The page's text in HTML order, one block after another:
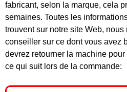
fabricant, selon la marque, cela
semaines. Toutes les
trouvent sur notre site Web,
conseiller sur ce dont vous avez
devrez retourner la machine
ce qui suit lors de la commande: